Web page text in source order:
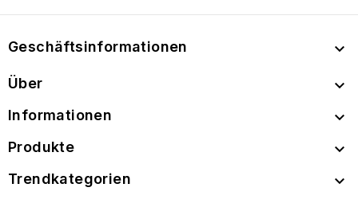
Geschäftsinformationen 
Über 
Informationen 
Produkte 
Trendkategorien 